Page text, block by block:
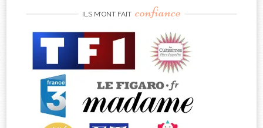
ILS M’ONT FAIT confiance